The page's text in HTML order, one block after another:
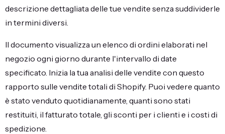
descrizione dettagliata delle tue vendite senza suddividerle
in termini diversi.
Il documento visualizza un elenco di ordini elaborati nel
negozio ogni giorno durante l'intervallo di date
specificato. Inizia la tua analisi delle vendite con questo
rapporto sulle vendite totali di Shopify. Puoi vedere quanto
è stato venduto quotidianamente, quanti sono stati
restituiti, il fatturato totale, gli sconti per i clienti e i costi di
spedizione.